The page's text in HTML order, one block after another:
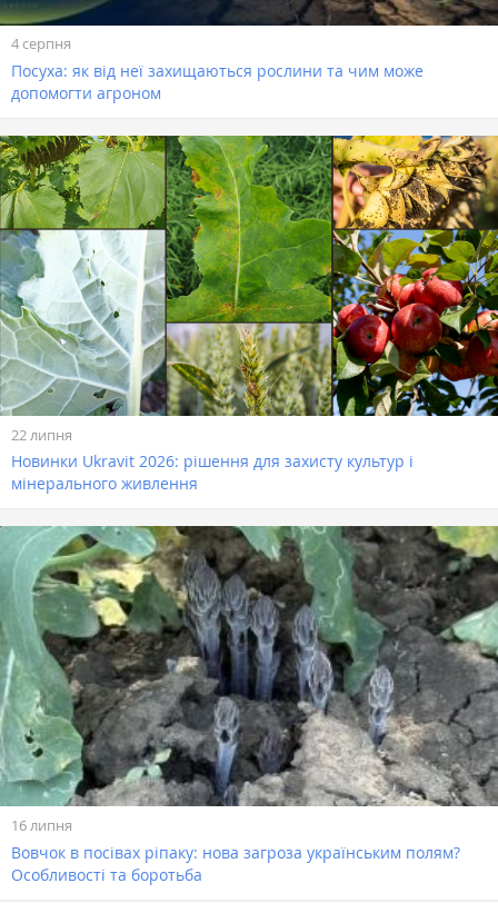
4 серпня
Посуха: як від неї захищаються рослини та чим може
допомогти агроном
22 липня
Новинки Ukravit 2026: рішення для захисту культур і
мінерального живлення
16 липня
Вовчок в посівах ріпаку: нова загроза українським полям?
Особливості та боротьба